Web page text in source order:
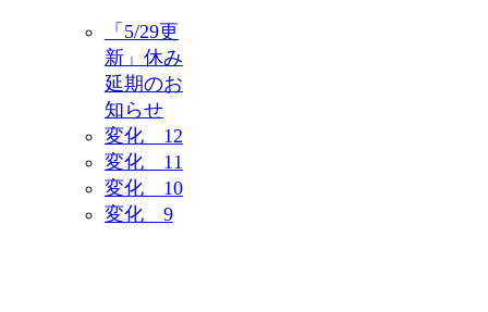
「5/29更
新」休み
延期のお
知らせ
変化 12
変化 11
変化 10
変化 9